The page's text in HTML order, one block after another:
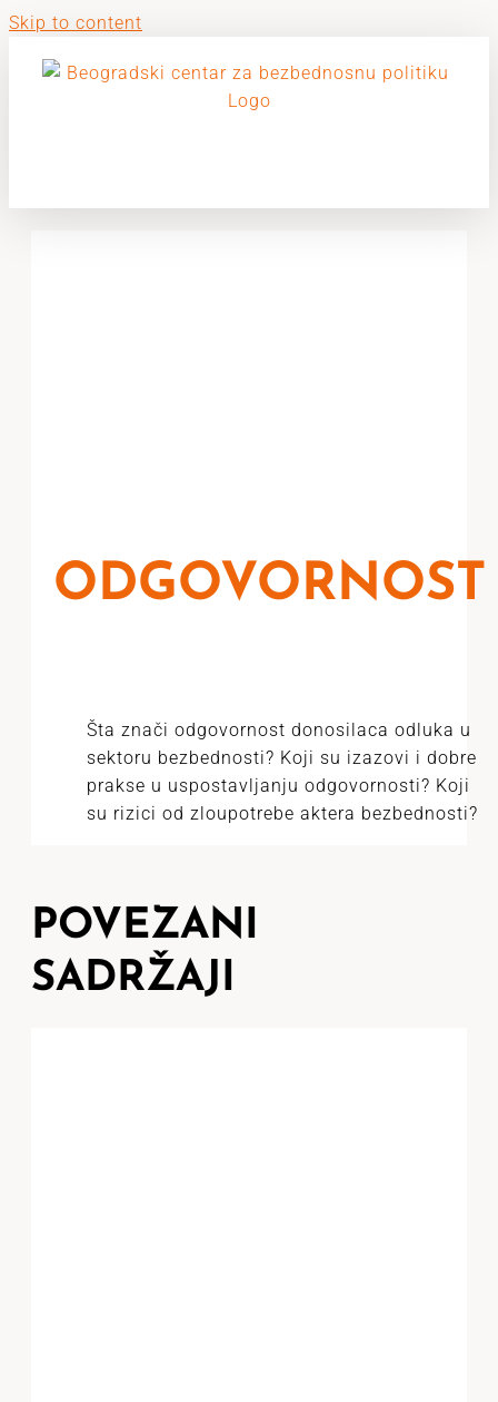
Skip to content
ODGOVORNOST
Šta znači odgovornost donosilaca odluka u
sektoru bezbednosti? Koji su izazovi i dobre
prakse u uspostavljanju odgovornosti? Koji
su rizici od zloupotrebe aktera bezbednosti?
POVEZANI
SADRŽAJI